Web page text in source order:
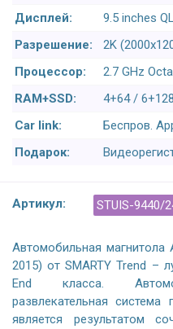
Дисплей:
9.5 inches
Разрешение:
2K
Процессор:
2.7 GHz
RAM+SSD:
4+64 /
Car link:
Беспров.
Подарок:
Артикул: STUIS-9440/
Автомобильная
2015) от SMARTY Trend –
End класса.
развлекательная система
является результатом